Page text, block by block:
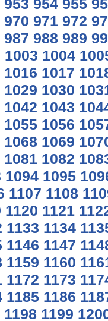
953 954 955
970 971 972
987 988 989
1003 1004
1016 1017
1029 1030
1042 1043
1055 1056
1068 1069
1081 1082
1094 1095
1107 1108
1120 1121
1133 1134
1146 1147
1159 1160
1172 1173
1185 1186
1198 1199